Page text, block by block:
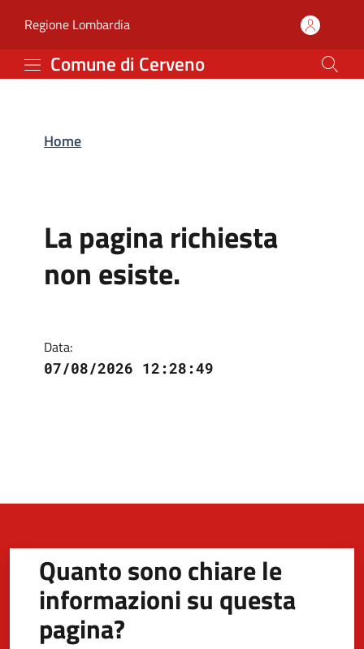
Comune di Cerveno
Regione Lombardia(apre in un'altra scheda).
Comune di Cerveno
Home
La pagina richiesta
non esiste.
Data:
07/08/2026 12:28:49
Quanto sono chiare le
informazioni su questa
pagina?